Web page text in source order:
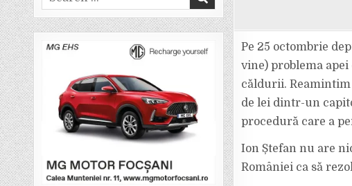
Pe 25 octombrie
vine) problema
căldurii. Reamintim
de lei dintr-un
procedură care a
Ion Ștefan nu are
României ca să
for: